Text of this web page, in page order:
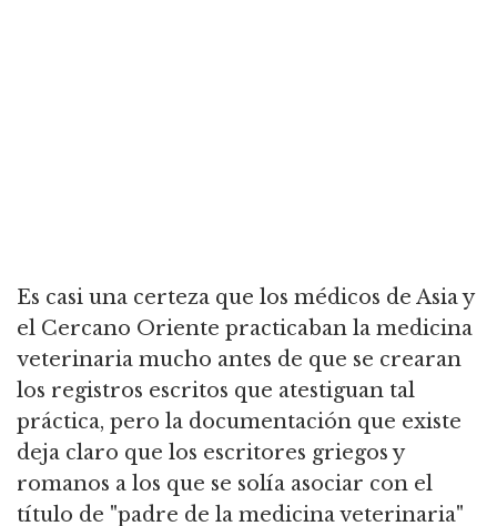
Es casi una certeza que los médicos de Asia y
el Cercano Oriente practicaban la medicina
veterinaria mucho antes de que se crearan
los registros escritos que atestiguan tal
práctica, pero la documentación que existe
deja claro que los escritores griegos y
romanos a los que se solía asociar con el
título de "padre de la medicina veterinaria"